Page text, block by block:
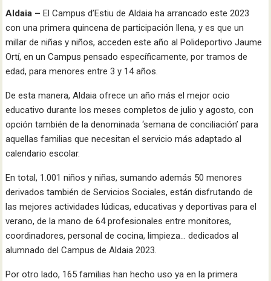
Aldaia – El Campus d’Estiu de Aldaia ha arrancado este 2023
con una primera quincena de participación llena, y es que un
millar de niñas y niños, acceden este año al Polideportivo Jaume
Ortí, en un Campus pensado específicamente, por tramos de
edad, para menores entre 3 y 14 años.
De esta manera, Aldaia ofrece un año más el mejor ocio
educativo durante los meses completos de julio y agosto, con
opción también de la denominada ‘semana de conciliación’ para
aquellas familias que necesitan el servicio más adaptado al
calendario escolar.
En total, 1.001 niños y niñas, sumando además 50 menores
derivados también de Servicios Sociales, están disfrutando de
las mejores actividades lúdicas, educativas y deportivas para el
verano, de la mano de 64 profesionales entre monitores,
coordinadores, personal de cocina, limpieza… dedicados al
alumnado del Campus de Aldaia 2023.
Por otro lado, 165 familias han hecho uso ya en la primera